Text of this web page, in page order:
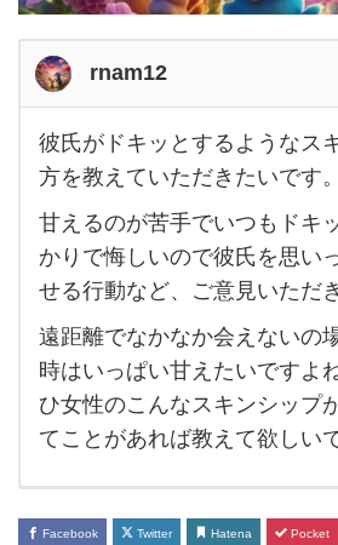
rnam12
彼氏
ド
キ
ッ
と
す
る
よ
う
な
彼氏がドキッとするようなス
方を教えていただきたいです。
甘えるのが苦手でいつもドキ
かりで悔しいので彼氏を思い
せる行動など、ご意見いただ
遠距離でなかなか会えないの
時はいっぱい甘えたいですよ
ひ女性のこんなスキンシップ
てことがあれば教えて欲しい
Facebook Twitter Hatena Pocket